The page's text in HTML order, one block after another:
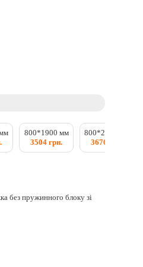
800*1900 мм
3504 грн.
800*2000 мм
3670 грн.
без пружинного блоку зі